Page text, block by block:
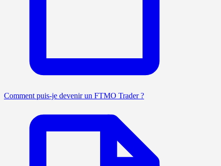
Comment puis-je devenir un FTMO Trader ?